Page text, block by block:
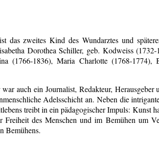
das zweites Kind des Wundarztes und
Dorothea Schiller, geb. Kodweiss
(1766-1836), Maria Charlotte (1768-1774),
auch ein Journalist, Redakteur, Herausgeber
Adelsschicht an. Neben die
treibt in ein pädagogischer Impuls: Kunst
Freiheit des Menschen und im Bemühen um
Bemühens.